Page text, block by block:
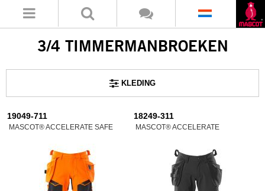
3/4 TIMMERMANBROEKEN
KLEDING
19049-711
MASCOT® ACCELERATE SAFE
18249-311
MASCOT® ACCELERATE